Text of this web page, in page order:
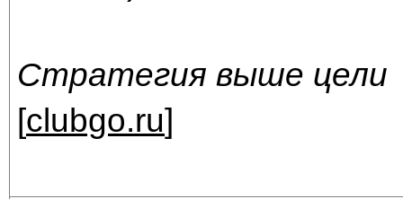
Стратегия выше цели
[clubgo.ru]